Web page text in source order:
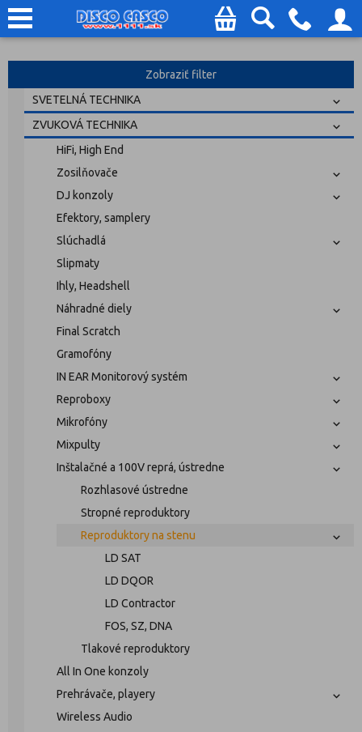
Zobraziť filter
SVETELNÁ TECHNIKA
ZVUKOVÁ TECHNIKA
HiFi, High End
Zosilňovače
DJ konzoly
Efektory, samplery
Slúchadlá
Slipmaty
Ihly, Headshell
Náhradné diely
Final Scratch
Gramofóny
IN EAR Monitorový systém
Reproboxy
Mikrofóny
Mixpulty
Inštalačné a 100V reprá, ústredne
Rozhlasové ústredne
Stropné reproduktory
Reproduktory na stenu
LD SAT
LD DQOR
LD Contractor
FOS, SZ, DNA
Tlakové reproduktory
All In One konzoly
Prehrávače, playery
Wireless Audio